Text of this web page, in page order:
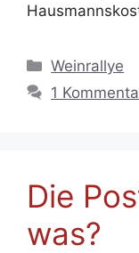
Kategorien
Weinrallye
1
Die
was?